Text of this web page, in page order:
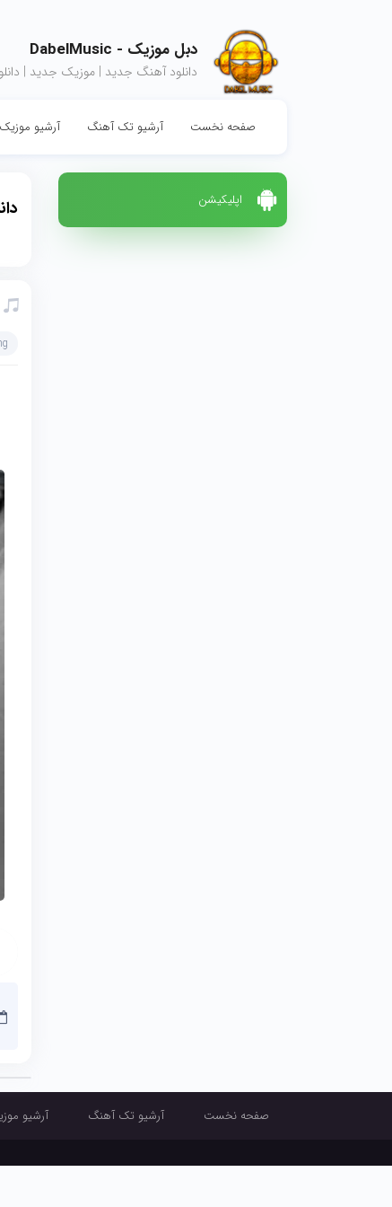
دبل موزیک - DabelMusic
دانلود آهنگ جدید | موزیک جدید |
صفحه نخست آرشیو تک آهنگ آرشیو
اپلیکیشن
صفحه نخست آرشیو تک آهنگ آرشیو